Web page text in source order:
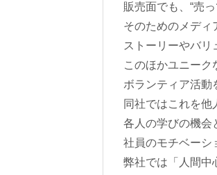
販売面でも、“売
そのためのメディ
ストーリーやバリ
このほかユニーク
ボランティア活動
同社ではこれを他
各人の学びの機会
社員のモチベーシ
弊社では「人間中